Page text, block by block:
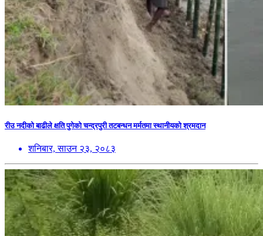
रीउ नदीको बाढीले क्षति पुगेको चन्द्रपुरी तटबन्धन मर्मतमा स्थानीयको श्रमदान
शनिबार, साउन २३, २०८३